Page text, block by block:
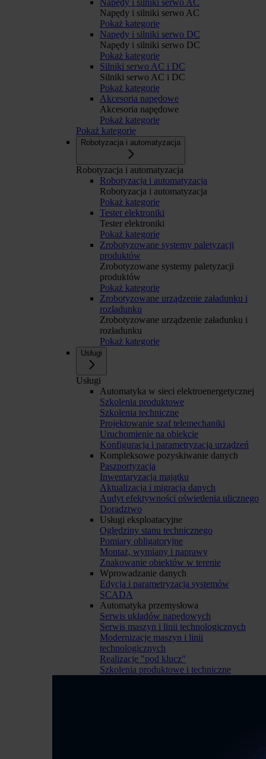
Napędy i silniki serwo AC
Napędy i silniki serwo AC
Pokaż kategorię
Napędy i silniki serwo DC
Napędy i silniki serwo DC
Pokaż kategorię
Silniki serwo AC i DC
Silniki serwo AC i DC
Pokaż kategorię
Akcesoria napędowe
Akcesoria napędowe
Pokaż kategorię
Pokaż kategorię
Robotyzacja i automatyzacja
Robotyzacja i automatyzacja
Robotyzacja i automatyzacja
Robotyzacja i automatyzacja
Pokaż kategorię
Tester elektroniki
Tester elektroniki
Pokaż kategorię
Zrobotyzowane systemy paletyzacji
produktów
Zrobotyzowane systemy paletyzacji
produktów
Pokaż kategorię
Zrobotyzowane urządzenie załadunku i
rozładunku
Zrobotyzowane urządzenie załadunku i
rozładunku
Pokaż kategorię
Usługi
Usługi
Automatyka w sieci elektroenergetycznej
Szkolenia produktowe
Szkolenia techniczne
Projektowanie szaf telemechaniki
Uruchomienie na obiekcie
Konfiguracja i parametryzacja urządzeń
Kompleksowe pozyskiwanie danych
Paszportyzacja
Inwentaryzacja majątku
Aktualizacja i migracja danych
Audyt efektywności oświetlenia ulicznego
Doradztwo
Usługi eksploatacyjne
Oględziny stanu technicznego
Pomiary obligatoryjne
Montaż, wymiany i naprawy
Znakowanie obiektów w terenie
Wprowadzanie danych
Edycja i parametryzacja systemów
SCADA
Automatyka przemysłowa
Serwis układów napędowych
Serwis maszyn i linii technologicznych
Modernizacje maszyn i linii
technologicznych
Realizacje "pod klucz"
Szkolenia produktowe i techniczne